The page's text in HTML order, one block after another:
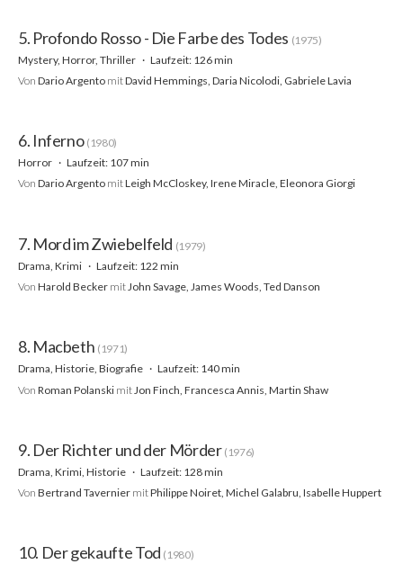
5. Profondo Rosso - Die Farbe des Todes (1975)
Mystery, Horror, Thriller
Laufzeit: 126 min
Von Dario Argento mitDavid Hemmings, Daria Nicolodi, Gabriele Lavia
6. Inferno (1980)
Horror
Laufzeit: 107 min
Von Dario Argento mitLeigh McCloskey, Irene Miracle, Eleonora Giorgi
7. Mord im Zwiebelfeld (1979)
Drama, Krimi
Laufzeit: 122 min
Von Harold Becker mit John Savage, James Woods, Ted Danson
8. Macbeth (1971)
Drama, Historie, Biografie
Laufzeit: 140 min
Von Roman Polanski mit Jon Finch, Francesca Annis, Martin Shaw
9. Der Richter und der Mörder (1976)
Drama, Krimi, Historie
Laufzeit: 128 min
Von Bertrand Tavernier mitPhilippe Noiret, Michel Galabru, Isabelle Huppert
10. Der gekaufte Tod (1980)